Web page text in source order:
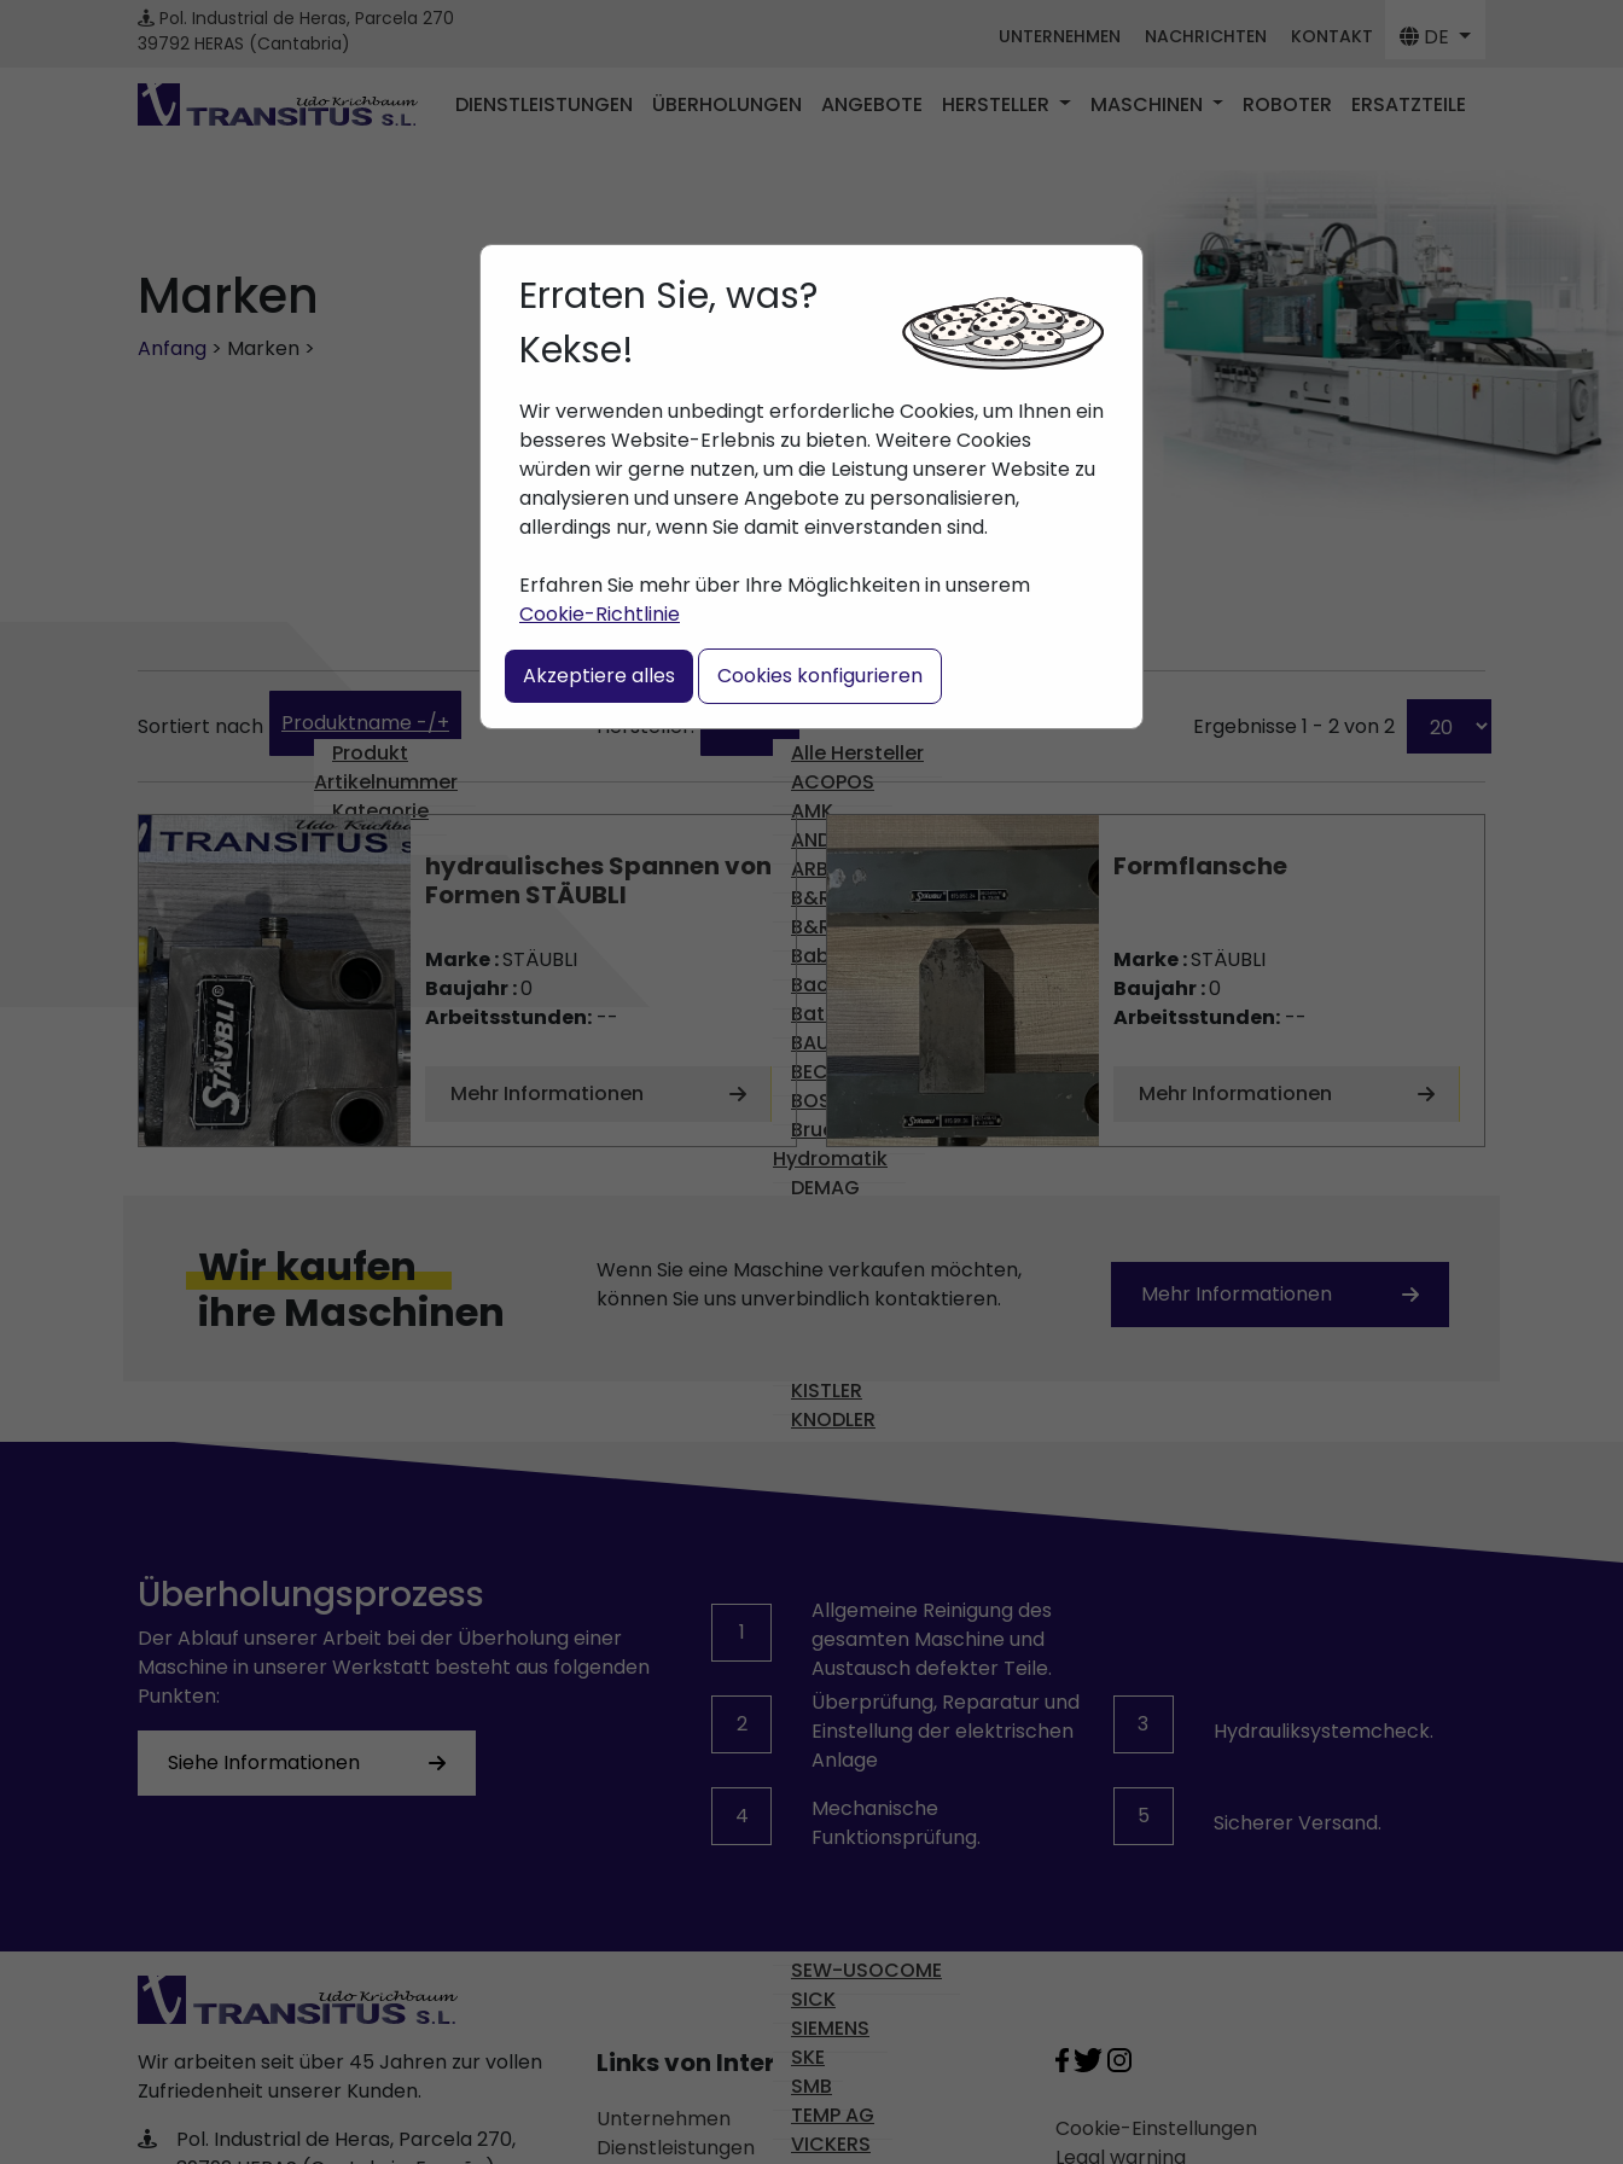
Pol. Industrial de Heras, Parcela 270
39792 HERAS (Cantabria)
UNTERNEHMEN NACHRICHTEN KONTAKT DE
DIENSTLEISTUNGEN ÜBERHOLUNGEN ANGEBOTE HERSTELLER MASCHINEN ROBOTER ERSATZTEILE
Marken
Anfang > Marken >
Erraten Sie, was?
Kekse!
Wir verwenden unbedingt erforderliche Cookies, um Ihnen ein
besseres Website-Erlebnis zu bieten. Weitere Cookies
würden wir gerne nutzen, um die Leistung unserer Website zu
analysieren und unsere Angebote zu personalisieren,
allerdings nur, wenn Sie damit einverstanden sind.
Erfahren Sie mehr über Ihre Möglichkeiten in unserem
Cookie-Richtlinie
Akzeptiere alles
Cookies konfigurieren
Sortiert nach
Produktname -/+
Produkt
Artikelnummer
Kategorie
GTIN
Hersteller:
STÄUBLI
Alle Hersteller
ACOPOS
AMK
ANDERE
ARBURG
B&R
B&R
Babyplast
Bachmann
Battenfeld
BAUMULLER
BECKHOFF
BOSCH
Brueninghaus
Hydromatik
DEMAG
ENGEL
Gossen
KISTLER
KNODLER
NUMATICS
OMR 100
OMRON
PARVEX
PHILIPS
PILZ
PULLS
REXROTH
SAFEMASTER
SEW-USOCOME
SICK
SIEMENS
SKE
SMB
TEMP AG
VICKERS
Ergebnisse 1 - 2 von 2
hydraulisches Spannen von
Formen STÄUBLI
Marke :STÄUBLI
Baujahr :0
Arbeitsstunden:--
Mehr Informationen
Formflansche
Marke :STÄUBLI
Baujahr :0
Arbeitsstunden:--
Mehr Informationen
Wir kaufen
ihre Maschinen
Wenn Sie eine Maschine verkaufen möchten,
können Sie uns unverbindlich kontaktieren.
Mehr Informationen
Überholungsprozess
Der Ablauf unserer Arbeit bei der Überholung einer
Maschine in unserer Werkstatt besteht aus folgenden
Punkten:
Siehe Informationen
1
Allgemeine Reinigung des
gesamten Maschine und
Austausch defekter Teile.
2
Überprüfung, Reparatur und
Einstellung der elektrischen
Anlage
3 Hydrauliksystemcheck.
4
Mechanische
Funktionsprüfung.
5 Sicherer Versand.
Wir arbeiten seit über 45 Jahren zur vollen
Zufriedenheit unserer Kunden.
Pol. Industrial de Heras, Parcela 270,
Links von Interesse
Unternehmen
Dienstleistungen
Maschinen
Roboter
Cookie-Einstellungen
Legal warning